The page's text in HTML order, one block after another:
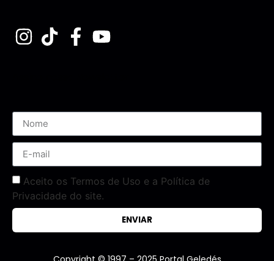
Aceito os Termos de Uso e a Política de
Privacidade do site.
ENVIAR